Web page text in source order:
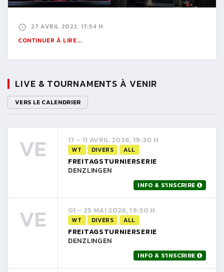
27 AVRIL 2022, 17:54 H
CONTINUER À LIRE...
LIVE & TOURNAMENTS À VENIR
VERS LE CALENDRIER
VE 17 - 11 AVRIL 2026, 19:30 H
WT DIVERS ALL
FREITAGSTURNIERSERIE
DENZLINGEN
INFO & S'INSCRIRE
VE 01 - 25 MAI 2026, 19:30 H
WT DIVERS ALL
FREITAGSTURNIERSERIE
DENZLINGEN
INFO & S'INSCRIRE